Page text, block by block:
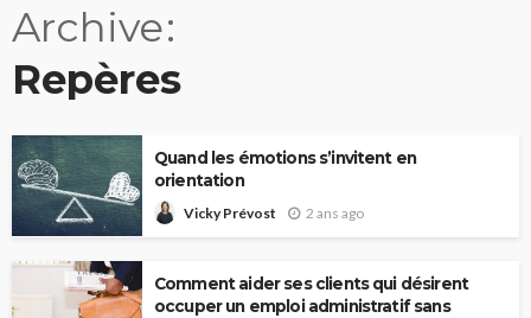
Archive
Repères
Quand les émotions s’invitent en
orientation
Vicky Prévost 2 ans ago
Comment aider ses clients qui désirent
occuper un emploi administratif sans